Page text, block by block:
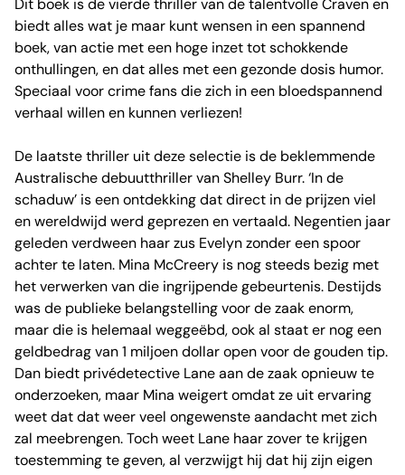
Dit boek is de vierde thriller van de talentvolle Craven en
biedt alles wat je maar kunt wensen in een spannend
boek, van actie met een hoge inzet tot schokkende
onthullingen, en dat alles met een gezonde dosis humor.
Speciaal voor crime fans die zich in een bloedspannend
verhaal willen en kunnen verliezen!
De laatste thriller uit deze selectie is de beklemmende
Australische debuutthriller van Shelley Burr. ‘In de
schaduw’ is een ontdekking dat direct in de prijzen viel
en wereldwijd werd geprezen en vertaald. Negentien jaar
geleden verdween haar zus Evelyn zonder een spoor
achter te laten. Mina McCreery is nog steeds bezig met
het verwerken van die ingrijpende gebeurtenis. Destijds
was de publieke belangstelling voor de zaak enorm,
maar die is helemaal weggeëbd, ook al staat er nog een
geldbedrag van 1 miljoen dollar open voor de gouden tip.
Dan biedt privédetective Lane aan de zaak opnieuw te
onderzoeken, maar Mina weigert omdat ze uit ervaring
weet dat dat weer veel ongewenste aandacht met zich
zal meebrengen. Toch weet Lane haar zover te krijgen
toestemming te geven, al verzwijgt hij dat hij zijn eigen